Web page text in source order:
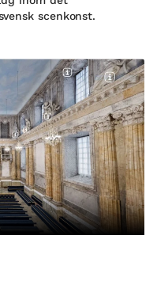
scenkonst.